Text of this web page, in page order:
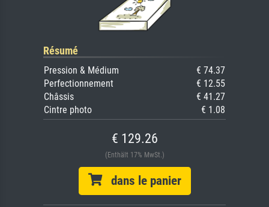
Résumé
Pression & Médium
€ 74.37
Perfectionnement
€ 12.55
Châssis
€ 41.27
Cintre photo
€ 1.08
€ 129.26
(Enthält 17% MwSt.)
dans le panier